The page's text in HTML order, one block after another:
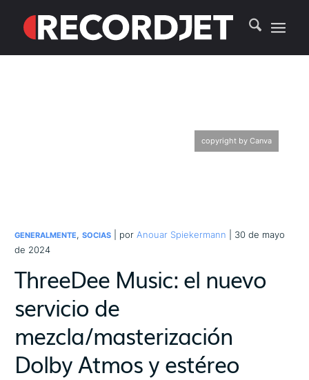
copyright by Canva
GENERALMENTE,SOCIAS | por Anouar Spiekermann | 30 de mayo
de 2024
ThreeDee Music: el nuevo
servicio de
mezcla/masterización
Dolby Atmos y estéreo